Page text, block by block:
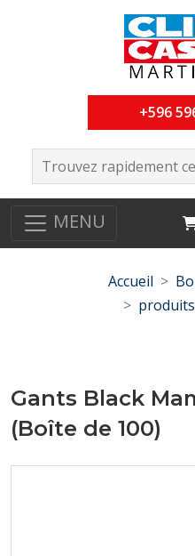
+596
MENU
Accueil
Gants Black
(Boîte de 100)